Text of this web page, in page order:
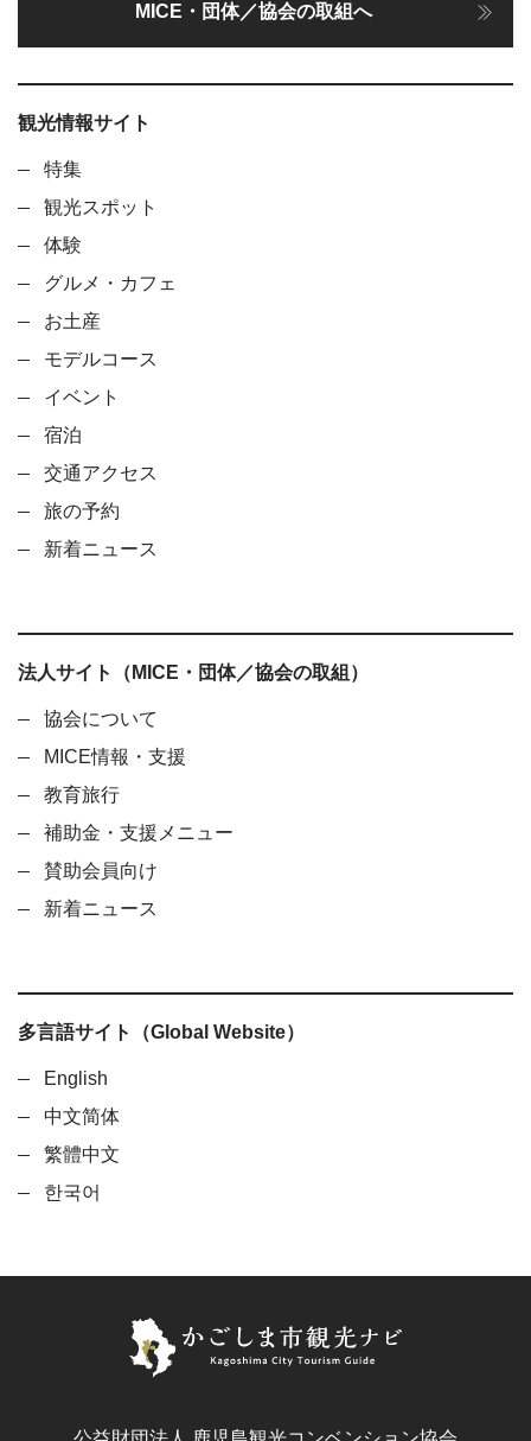
MICE・団体／協会の取組へ
観光情報サイト
特集
観光スポット
体験
グルメ・カフェ
お土産
モデルコース
イベント
宿泊
交通アクセス
旅の予約
新着ニュース
法人サイト（MICE・団体／協会の取組）
協会について
MICE情報・支援
教育旅行
補助金・支援メニュー
賛助会員向け
新着ニュース
多言語サイト（Global Website）
English
中文简体
繁體中文
한국어